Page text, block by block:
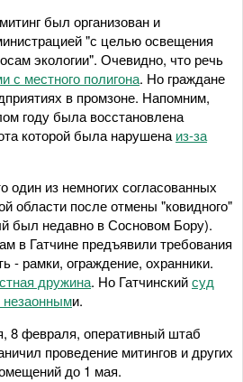
был организован и
"с целью освещения
экологии". Очевидно, что речь
с местного полигона. Но граждане
в промзоне. Напомним,
году была восстановлена
которой была нарушенаиз-за
один из немногих согласованных
области после отмены "ковидного"
был недавно в Сосновом Бору).
в Гатчине предъявили требования
- рамки, ограждение, охранники.
дружина. Но Гатчинскийсуд
незаонными.
8 февраля, оперативный штаб
проведение митингов и других
до 1 мая.